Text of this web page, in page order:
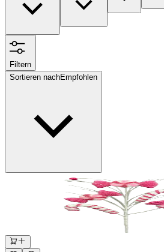
Filtern
Sortieren nachEmpfohlen